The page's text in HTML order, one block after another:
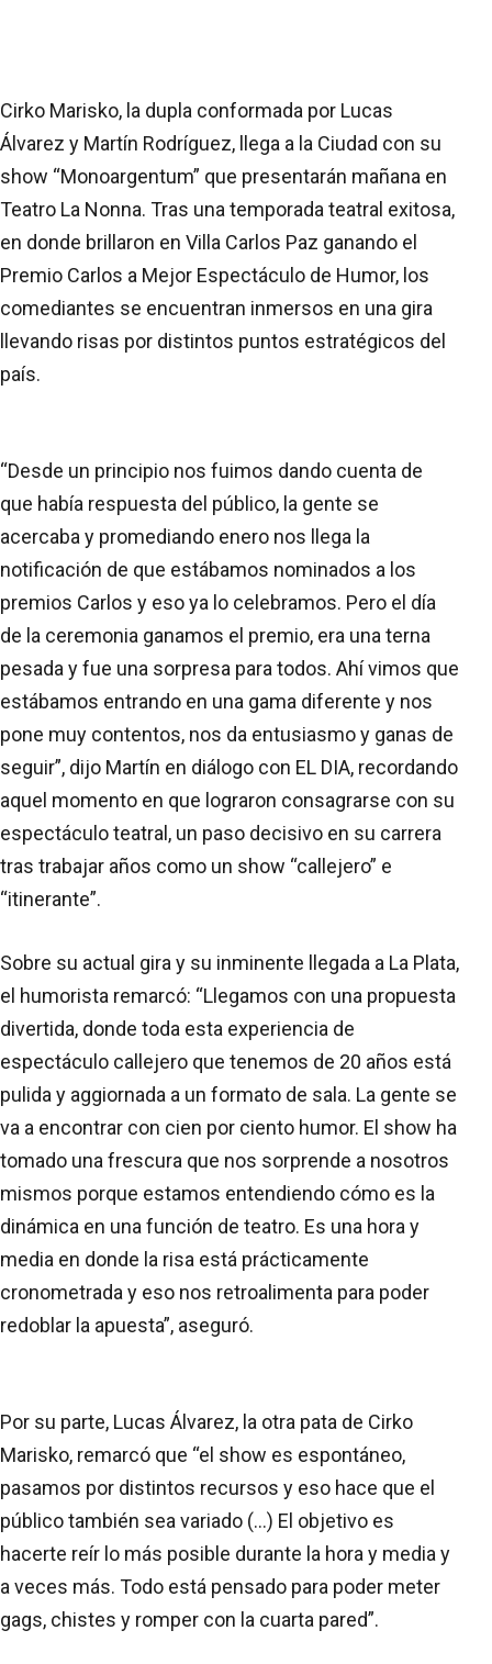
Cirko Marisko, la dupla conformada por Lucas
Álvarez y Martín Rodríguez, llega a la Ciudad con su
show “Monoargentum” que presentarán mañana en
Teatro La Nonna. Tras una temporada teatral exitosa,
en donde brillaron en Villa Carlos Paz ganando el
Premio Carlos a Mejor Espectáculo de Humor, los
comediantes se encuentran inmersos en una gira
llevando risas por distintos puntos estratégicos del
país.
“Desde un principio nos fuimos dando cuenta de
que había respuesta del público, la gente se
acercaba y promediando enero nos llega la
notificación de que estábamos nominados a los
premios Carlos y eso ya lo celebramos. Pero el día
de la ceremonia ganamos el premio, era una terna
pesada y fue una sorpresa para todos. Ahí vimos que
estábamos entrando en una gama diferente y nos
pone muy contentos, nos da entusiasmo y ganas de
seguir”, dijo Martín en diálogo con EL DIA, recordando
aquel momento en que lograron consagrarse con su
espectáculo teatral, un paso decisivo en su carrera
tras trabajar años como un show “callejero” e
“itinerante”.
Sobre su actual gira y su inminente llegada a La Plata,
el humorista remarcó: “Llegamos con una propuesta
divertida, donde toda esta experiencia de
espectáculo callejero que tenemos de 20 años está
pulida y aggiornada a un formato de sala. La gente se
va a encontrar con cien por ciento humor. El show ha
tomado una frescura que nos sorprende a nosotros
mismos porque estamos entendiendo cómo es la
dinámica en una función de teatro. Es una hora y
media en donde la risa está prácticamente
cronometrada y eso nos retroalimenta para poder
redoblar la apuesta”, aseguró.
Por su parte, Lucas Álvarez, la otra pata de Cirko
Marisko, remarcó que “el show es espontáneo,
pasamos por distintos recursos y eso hace que el
público también sea variado (...) El objetivo es
hacerte reír lo más posible durante la hora y media y
a veces más. Todo está pensado para poder meter
gags, chistes y romper con la cuarta pared”.